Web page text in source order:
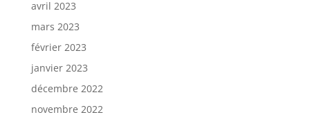
avril 2023
mars 2023
février 2023
janvier 2023
décembre 2022
novembre 2022